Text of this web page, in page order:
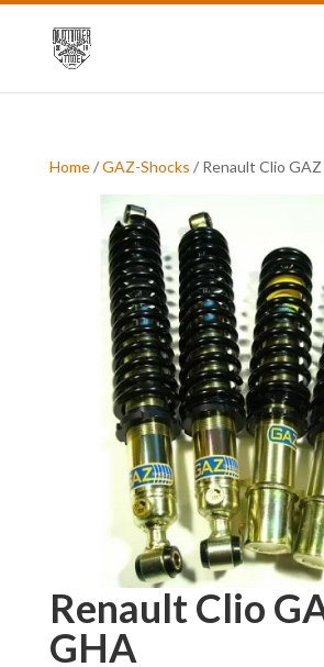
Home/GAZ-Shocks / Renault Clio
Renault Clio
GHA